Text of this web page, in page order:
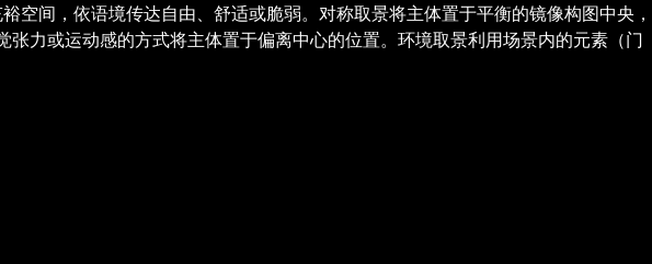
间，依语境传达自由、舒适或脆弱。对称取景将主体置于平衡的镜像构图中央，
力或运动感的方式将主体置于偏离中心的位置。环境取景利用场景内的元素（门